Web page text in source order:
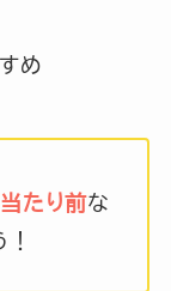
め
たり前な